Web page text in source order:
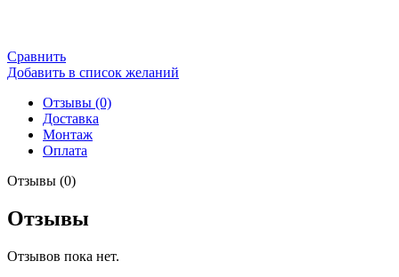
Сравнить
Добавить в список желаний
Отзывы (0)
Доставка
Монтаж
Оплата
Отзывы (0)
Отзывы
Отзывов пока нет.